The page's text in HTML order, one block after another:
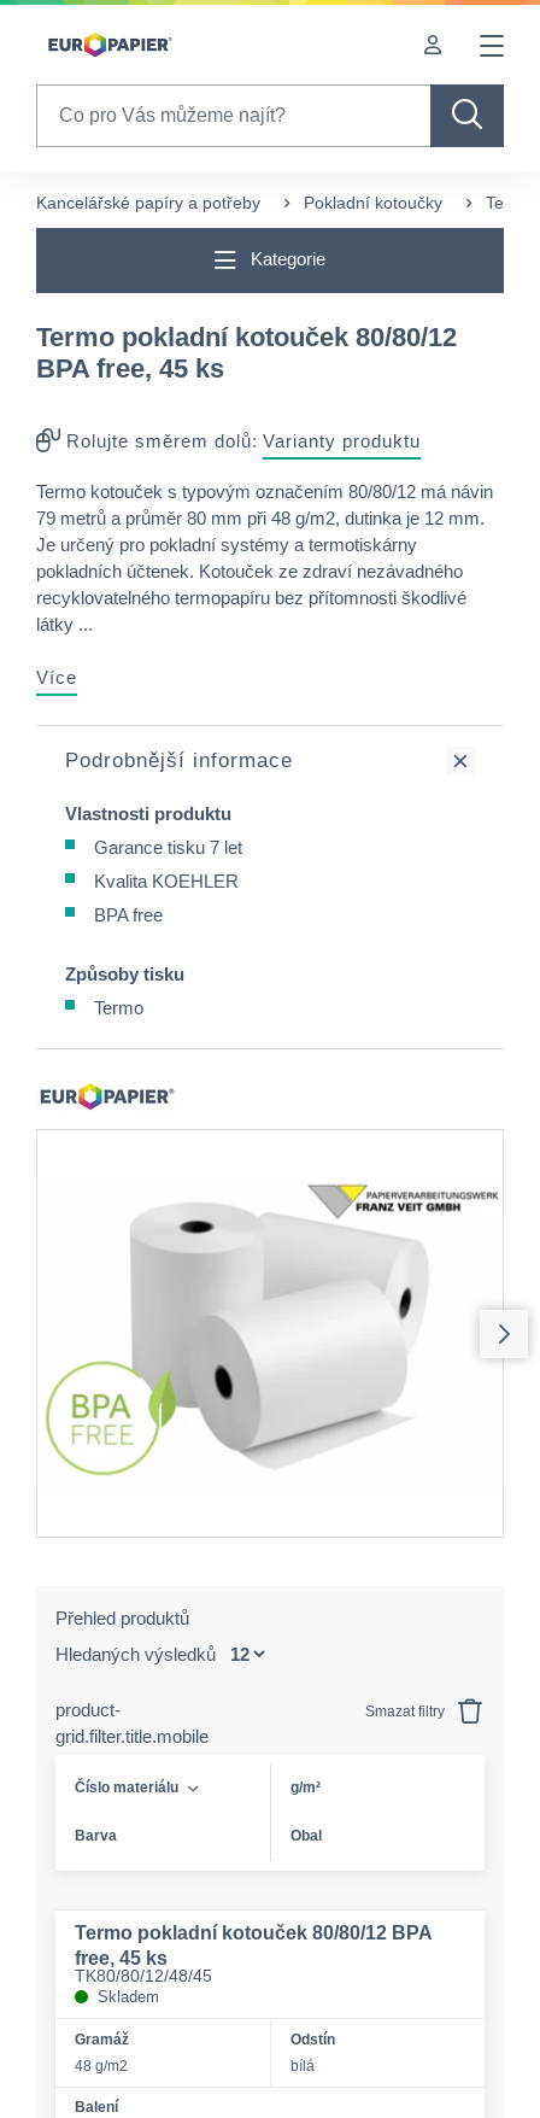
Table Of Content
Kancelářské papíry a potřeby Pokladní kotoučky Termo
Kategorie
Termo pokladní kotouček 80/80/12
BPA free, 45 ks
Rolujte směrem dolů: Varianty produktu
Termo kotouček s typovým označením 80/80/12 má návin
79 metrů a průměr 80 mm při 48 g/m2, dutinka je 12 mm.
Je určený pro pokladní systémy a termotiskárny
pokladních účtenek. Kotouček ze zdraví nezávadného
recyklovatelného termopapíru bez přítomnosti škodlivé
látky ...
Více
Podrobnější informace
Vlastnosti produktu
Garance tisku 7 let
Kvalita KOEHLER
BPA free
Způsoby tisku
Termo
Přehled produktů
Hledaných výsledků
product-
grid.filter.title.mobile
Smazat filtry
Číslo materiálu g/m²
Barva Obal
Termo pokladní kotouček 80/80/12 BPA
free, 45 ks
TK80/80/12/48/45
Skladem
Gramáž
48 g/m2
Odstín
bílá
Balení